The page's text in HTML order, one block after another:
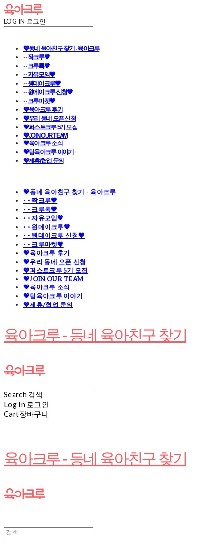
LOG IN 로그인
💖동네 육아친구 찾기 - 육아크루
· · 짝크루🧡
· · 크루톡🧡
· · 자유모임🧡
· · 원데이크루🧡
· · 원데이크루 신청🧡
· · 크루마켓🧡
💖육아크루 후기
💖우리 동네 오픈 신청
💖퍼스트크루 5기 모집
💖JOIN OUR TEAM
💖육아크루 소식
💖팀육아크루 이야기
💖제휴/협업 문의
💖동네 육아친구 찾기 - 육아크루
· · 짝크루🧡
· · 크루톡🧡
· · 자유모임🧡
· · 원데이크루🧡
· · 원데이크루 신청🧡
· · 크루마켓🧡
💖육아크루 후기
💖우리 동네 오픈 신청
💖퍼스트크루 5기 모집
💖JOIN OUR TEAM
💖육아크루 소식
💖팀육아크루 이야기
💖제휴/협업 문의
육아크루 - 동네 육아친구 찾기
Search 검색
Log In 로그인
Cart장바구니
육아크루 - 동네 육아친구 찾기